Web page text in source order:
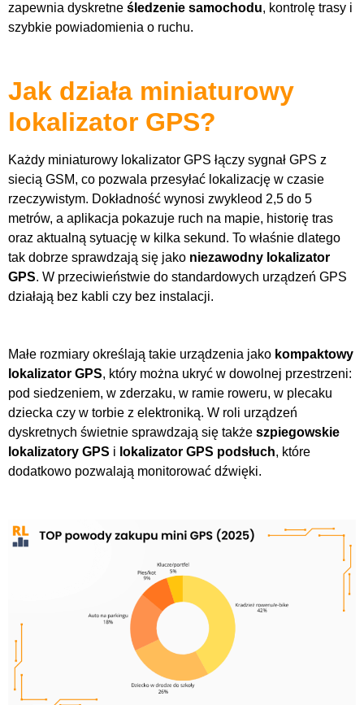
zapewnia dyskretne śledzenie samochodu, kontrolę trasy i
szybkie powiadomienia o ruchu.
Jak działa miniaturowy
lokalizator GPS?
Każdy miniaturowy lokalizator GPS łączy sygnał GPS z
siecią GSM, co pozwala przesyłać lokalizację w czasie
rzeczywistym. Dokładność wynosi zwykleod 2,5 do 5
metrów, a aplikacja pokazuje ruch na mapie, historię tras
oraz aktualną sytuację w kilka sekund. To właśnie dlatego
tak dobrze sprawdzają się jako niezawodny lokalizator
GPS. W przeciwieństwie do standardowych urządzeń GPS
działają bez kabli czy bez instalacji.
Małe rozmiary określają takie urządzenia jako kompaktowy
lokalizator GPS, który można ukryć w dowolnej przestrzeni:
pod siedzeniem, w zderzaku, w ramie roweru, w plecaku
dziecka czy w torbie z elektroniką. W roli urządzeń
dyskretnych świetnie sprawdzają się także szpiegowskie
lokalizatory GPS i lokalizator GPS podsłuch, które
dodatkowo pozwalają monitorować dźwięki.